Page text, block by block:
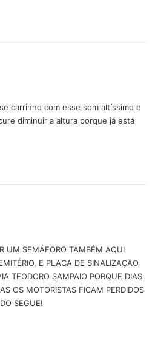
carrinho com esse som altíssimo e
diminuir a altura porque já está
UM SEMÁFORO TAMBÉM AQUI
E PLACA DE SINALIZAÇÃO
TEODORO SAMPAIO PORQUE DIAS
OS MOTORISTAS FICAM PERDIDOS
SEGUE!